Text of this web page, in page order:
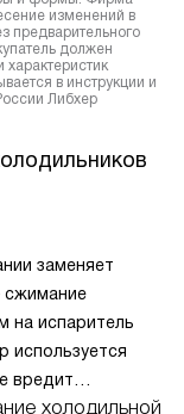
изменений в
предварительного
должен
характеристик
в инструкции и
Либхер
заменяет
сжимание
на испаритель
используется
вредит
его
холодильной